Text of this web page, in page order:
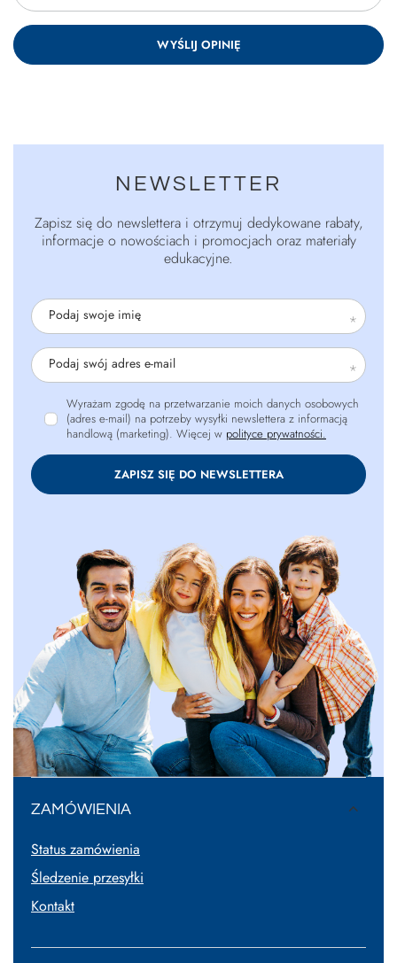
WYŚLIJ OPINIĘ
NEWSLETTER
Zapisz się do newslettera i otrzymuj dedykowane rabaty,
informacje o nowościach i promocjach oraz materiały
edukacyjne.
Podaj swoje imię
Podaj swój adres e-mail
Wyrażam zgodę na przetwarzanie moich danych osobowych
(adres e-mail) na potrzeby wysyłki newslettera z informacją
handlową (marketing). Więcej w polityce prywatności.
ZAPISZ SIĘ DO NEWSLETTERA
ZAMÓWIENIA
Status zamówienia
Śledzenie przesyłki
Kontakt